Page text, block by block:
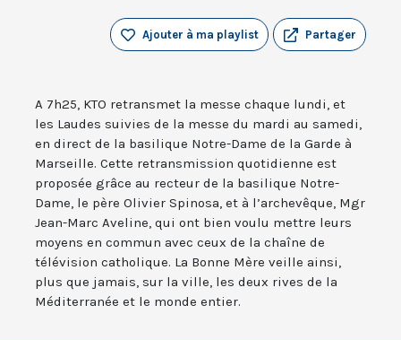
Partager
Ajouter à ma playlist
A 7h25, KTO retransmet la messe chaque lundi, et
les Laudes suivies de la messe du mardi au samedi,
en direct de la basilique Notre-Dame de la Garde à
Marseille. Cette retransmission quotidienne est
proposée grâce au recteur de la basilique Notre-
Dame, le père Olivier Spinosa, et à l’archevêque, Mgr
Jean-Marc Aveline, qui ont bien voulu mettre leurs
moyens en commun avec ceux de la chaîne de
télévision catholique. La Bonne Mère veille ainsi,
plus que jamais, sur la ville, les deux rives de la
Méditerranée et le monde entier.